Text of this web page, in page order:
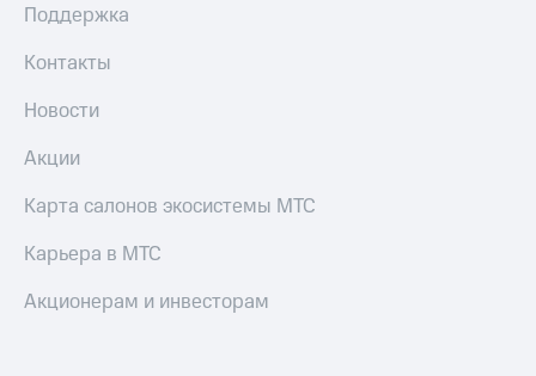
Поддержка
Контакты
Новости
Акции
Карта салонов экосистемы МТС
Карьера в МТС
Акционерам и инвесторам